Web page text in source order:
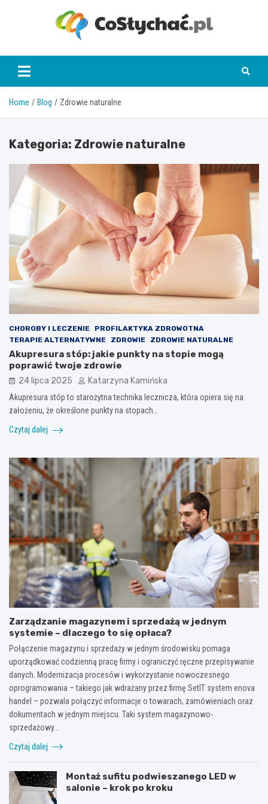
coslychac.pl
Home Blog Zdrowie naturalne
Kategoria: Zdrowie naturalne
CHOROBY I LECZENIE
PROFILAKTYKA ZDROWOTNA
TERAPIE ALTERNATYWNE
ZDROWIE ZDROWIE NATURALNE
Akupresura stóp: jakie punkty na stopie mogą
poprawić twoje zdrowie
24 lipca 2025 Katarzyna Kamińska
Akupresura stóp to starożytna technika lecznicza, która opiera się na
założeniu, że określone punkty na stopach…
Czytaj dalej
Zarządzanie magazynem i sprzedażą w jednym
systemie – dlaczego to się opłaca?
Połączenie magazynu i sprzedaży w jednym środowisku pomaga
uporządkować codzienną pracę firmy i ograniczyć ręczne przepisywanie
danych. Modernizacja procesów i wykorzystanie nowoczesnego
oprogramowania – takiego jak wdrażany przez firmę SetIT system enova
handel – pozwala połączyć informacje o towarach, zamówieniach oraz
dokumentach w jednym miejscu. Taki system magazynowo-
sprzedażowy…
Czytaj dalej
Montaż sufitu podwieszanego LED w
salonie – krok po kroku